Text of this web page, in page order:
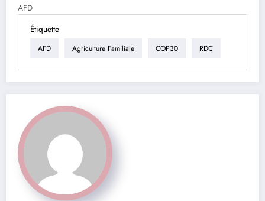
AFD
Étiquette
AFD Agriculture Familiale COP30 RDC